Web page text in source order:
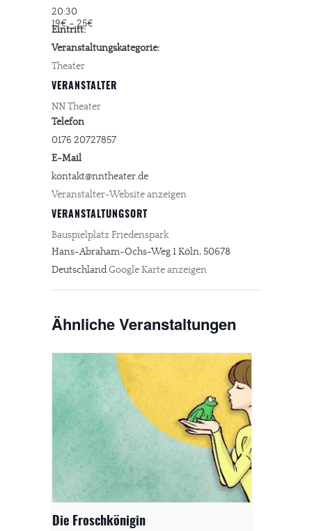
20:30
Eintritt:
19€ – 25€
Veranstaltungskategorie:
Theater
VERANSTALTUNGSORT
Bauspielplatz Friedenspark
Hans-Abraham-Ochs-Weg 1Köln, 50678
DeutschlandGoogle Karte anzeigen
VERANSTALTER
NN Theater
Telefon
0176 20727857
E-Mail
kontakt@nntheater.de
Veranstalter-Website anzeigen
Ähnliche Veranstaltungen
Die Froschkönigin